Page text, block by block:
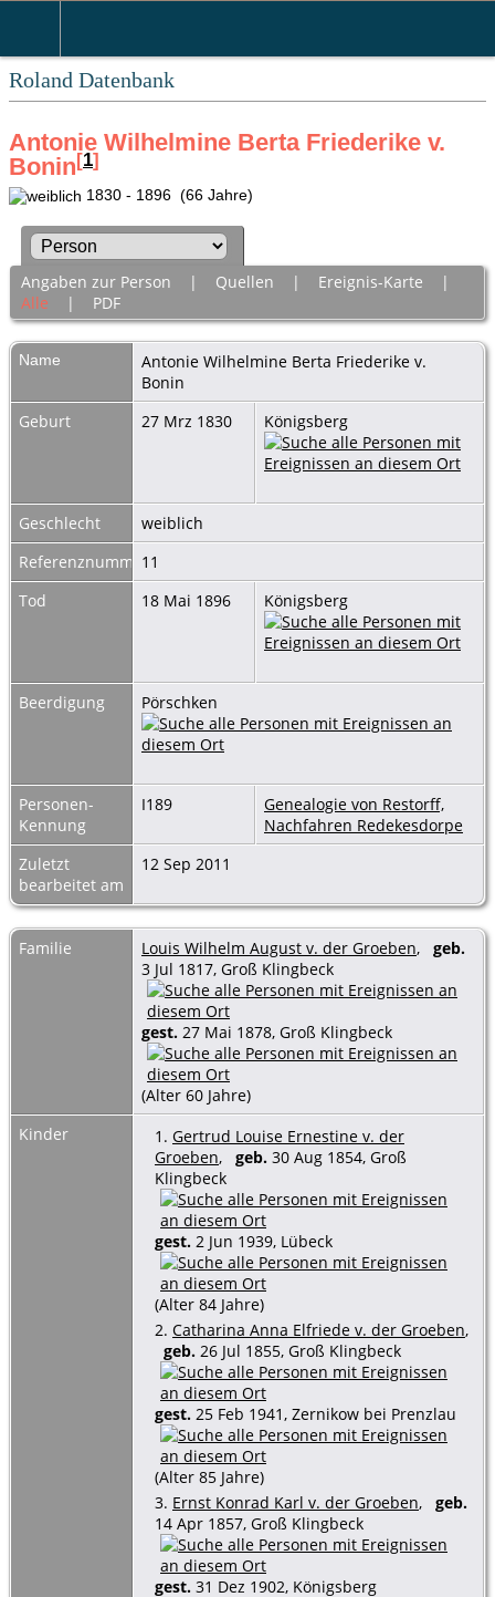
Roland Datenbank
Antonie Wilhelmine Berta Friederike v.
Bonin[1]
1830 - 1896 (66 Jahre)
Angaben zur Person | Quellen | Ereignis-Karte |
Alle | PDF
Name Antonie Wilhelmine Berta Friederike v.
Bonin
Geburt
27 Mrz 1830 Königsberg
Geschlecht
weiblich
Referenznummer11
Tod
18 Mai 1896 Königsberg
Beerdigung Pörschken
Personen-
Kennung
I189
Genealogie von Restorff,
Nachfahren Redekesdorpe
Zuletzt
bearbeitet am
12 Sep 2011
Familie Louis Wilhelm August v. der Groeben, geb.
3 Jul 1817, Groß Klingbeck
gest. 27 Mai 1878, Groß Klingbeck
(Alter 60 Jahre)
Kinder
1. Gertrud Louise Ernestine v. der
Groeben, geb. 30 Aug 1854, Groß
Klingbeck
gest. 2 Jun 1939, Lübeck
(Alter 84 Jahre)
2. Catharina Anna Elfriede v. der Groeben,
geb. 26 Jul 1855, Groß Klingbeck
gest. 25 Feb 1941, Zernikow bei Prenzlau
(Alter 85 Jahre)
3. Ernst Konrad Karl v. der Groeben, geb.
14 Apr 1857, Groß Klingbeck
gest. 31 Dez 1902, Königsberg